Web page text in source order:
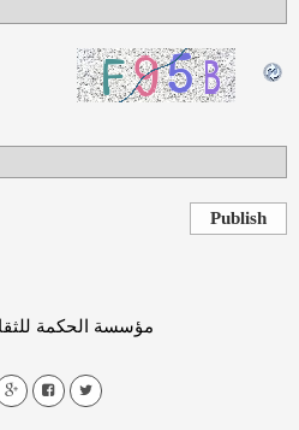
Publish
مؤسسة الحكمة